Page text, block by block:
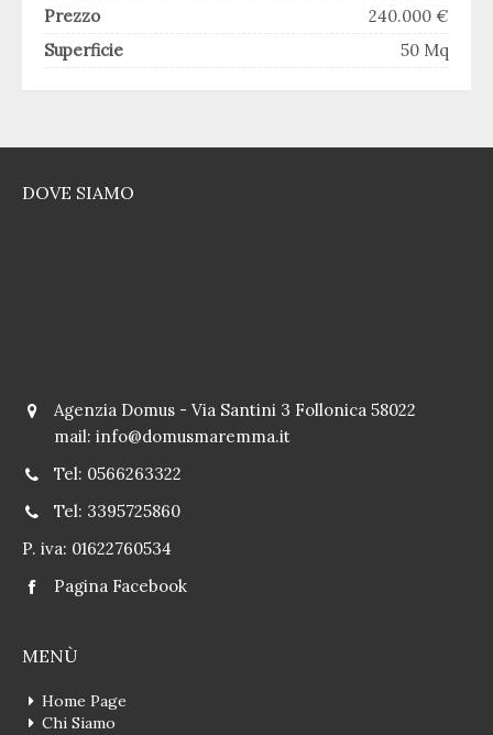
Prezzo
240.000 €
Superficie
50 Mq
DOVE SIAMO
Agenzia Domus - Via Santini 3 Follonica 58022
mail: info@domusmaremma.it
Tel: 0566263322
Tel: 3395725860
P. iva: 01622760534
Pagina Facebook
MENÙ
Home Page
Chi Siamo